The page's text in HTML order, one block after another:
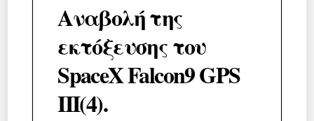
Αναβολή της
εκτόξευσης του
SpaceX Falcon9 GPS
III(4).